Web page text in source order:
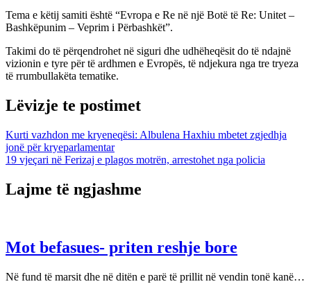
Tema e këtij samiti është “Evropa e Re në një Botë të Re: Unitet –
Bashkëpunim – Veprim i Përbashkët”.
Takimi do të përqendrohet në siguri dhe udhëheqësit do të ndajnë
vizionin e tyre për të ardhmen e Evropës, të ndjekura nga tre tryeza
të rrumbullakëta tematike.
Lëvizje te postimet
Kurti vazhdon me kryeneqësi: Albulena Haxhiu mbetet zgjedhja
jonë për kryeparlamentar
19 vjeçari në Ferizaj e plagos motrën, arrestohet nga policia
Lajme të ngjashme
Mot befasues- priten reshje bore
Në fund të marsit dhe në ditën e parë të prillit në vendin tonë kanë…